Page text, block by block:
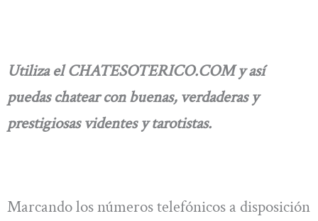
Utiliza el CHATESOTERICO.COM y así
puedas chatear con buenas, verdaderas y
prestigiosas videntes y tarotistas.
Marcando los números telefónicos a disposición